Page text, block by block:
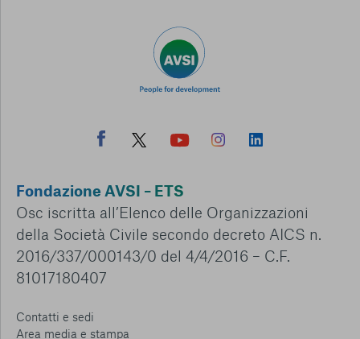
Fondazione AVSI – ETS
Osc iscritta all’Elenco delle Organizzazioni
della Società Civile secondo decreto AICS n.
2016/337/000143/0 del 4/4/2016 – C.F.
81017180407
Contatti e sedi
Area media e stampa